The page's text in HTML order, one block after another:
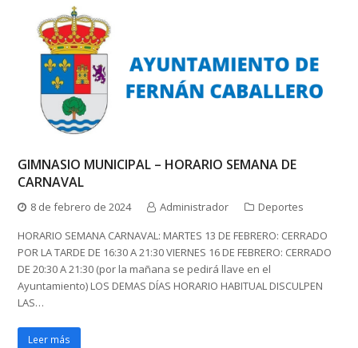
GIMNASIO MUNICIPAL – HORARIO SEMANA DE
CARNAVAL
8 de febrero de 2024 Administrador
Deportes
HORARIO SEMANA CARNAVAL: MARTES 13 DE FEBRERO: CERRADO
POR LA TARDE DE 16:30 A 21:30 VIERNES 16 DE FEBRERO: CERRADO
DE 20:30 A 21:30 (por la mañana se pedirá llave en el
Ayuntamiento) LOS DEMAS DÍAS HORARIO HABITUAL DISCULPEN
LAS…
Leer más